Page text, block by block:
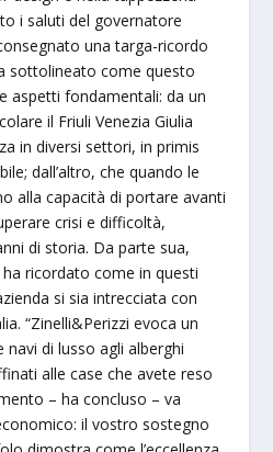
i saluti del governatore
una targa-ricordo
sottolineato come questo
aspetti fondamentali: da un
il Friuli Venezia Giulia
in diversi settori, in primis
dall’altro, che quando le
alla capacità di portare avanti
crisi e difficoltà,
di storia. Da parte sua,
ha ricordato come in questi
si sia intrecciata con
“Zinelli&Perizzi evoca un
navi di lusso agli alberghi
alle case che avete reso
– ha concluso – va
il vostro sostegno